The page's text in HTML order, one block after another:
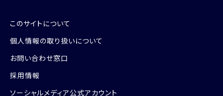
このサイトについて
個人情報の取り扱いについて
お問い合わせ窓口
採用情報
ソーシャルメディア公式アカウント